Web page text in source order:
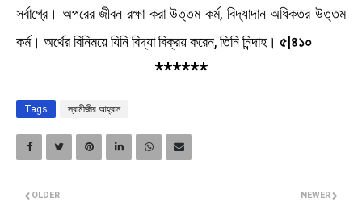
সর্বাগ্রে। অপরের জীবন রক্ষা করা উত্তম কর্ম, বিদ্যাদান অধিকতর উত্তম
কর্ম। অর্থের বিনিময়ে যিনি বিদ্যা বিক্রয় করেন, তিনি নিন্দাহ। ৫|৪১০
******
Tags স্বামীজীর আহ্বান
NEWER
OLDER